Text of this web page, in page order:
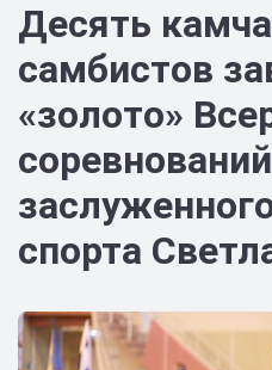
Десять
самбистов
«золото»
спорта